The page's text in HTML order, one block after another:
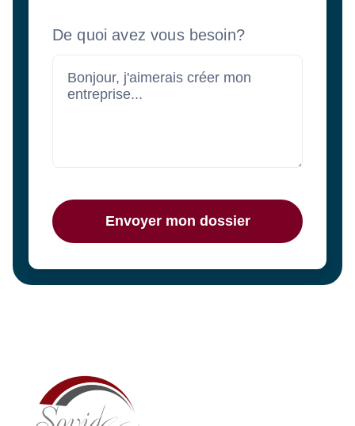
De quoi avez vous besoin?
Envoyer mon dossier